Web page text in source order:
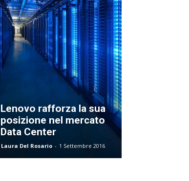
Lenovo rafforza la sua
posizione nel mercato
Data Center
Laura Del Rosario - 1 Settembre 2016